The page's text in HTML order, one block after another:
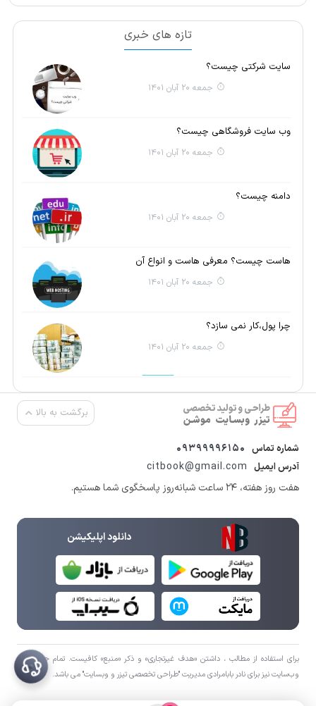
تازه های خبری
سایت شرکتی چیست؟
جمعه 20 آبان 1401
وب سایت فروشگاهی چیست؟
جمعه 20 آبان 1401
دامنه چیست؟
جمعه 20 آبان 1401
هاست چیست؟ معرفی هاست و انواع آن
جمعه 20 آبان 1401
چرا پول،کار نمی سازد؟
جمعه 20 آبان 1401
برگشت به بالا
شماره تماس 09399996150
آدرس ایمیل citbook@gmail.com
هفت روز هفته، ۲۴ ساعت شبانه‌روز پاسخگوی شما هستیم.
دانلود اپلیکیشن
برای استفاده از مطالب ، داشتن «هدف غیرتجاری» و ذکر «منبع» کافیست. تمام حقوق اين
وب‌سايت نیز برای نادر بابامرادی مدیریت "طراحی تخصصی تیزر و وبسایت" می باشد.